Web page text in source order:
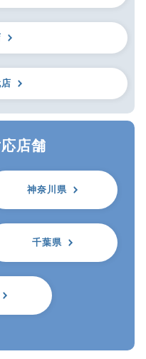
店舗
神奈川県
千葉県